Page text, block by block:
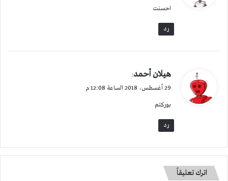
ل
احسنت
رد
ي
ق
ل
هيلان أحمد:
29 أغسطس، 2018 الساعة 12:08 م
بوركتم
رد
اترك تعليقاً